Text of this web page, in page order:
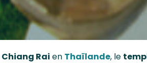
Chiang Rai en Thaïlande, le